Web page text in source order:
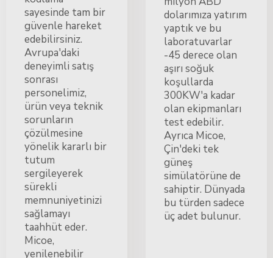
sayesinde tam bir
güvenle hareket
edebilirsiniz.
Avrupa'daki
deneyimli satış
sonrası
personelimiz,
ürün veya teknik
sorunların
çözülmesine
yönelik kararlı bir
tutum
sergileyerek
sürekli
memnuniyetinizi
sağlamayı
taahhüt eder.
Micoe,
yenilenebilir
dolarımıza yatırım
yaptık ve bu
laboratuvarlar
-45 derece olan
aşırı soğuk
koşullarda
300KW'a kadar
olan ekipmanları
test edebilir.
Ayrıca Micoe,
Çin'deki tek
güneş
simülatörüne de
sahiptir. Dünyada
bu türden sadece
üç adet bulunur.